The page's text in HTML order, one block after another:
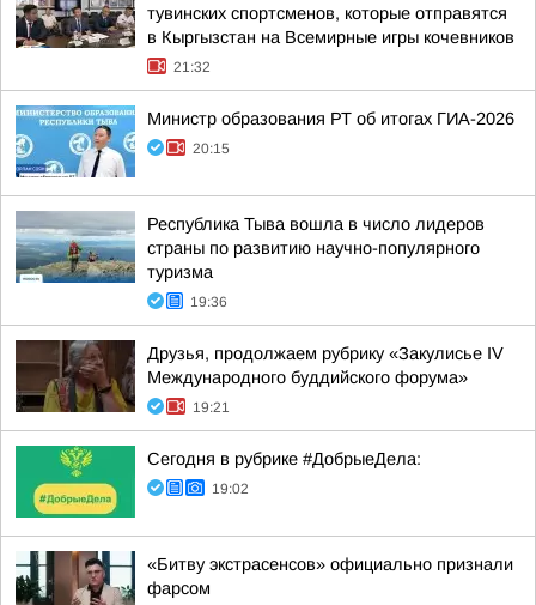
тувинских спортсменов, которые отправятся
в Кыргызстан на Всемирные игры кочевников
21:32
Министр образования РТ об итогах ГИА-2026
20:15
Республика Тыва вошла в число лидеров
страны по развитию научно-популярного
туризма
19:36
Друзья, продолжаем рубрику «Закулисье IV
Международного буддийского форума»
19:21
Сегодня в рубрике #ДобрыеДела:
19:02
«Битву экстрасенсов» официально признали
фарсом